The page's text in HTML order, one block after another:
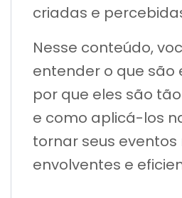
criadas e
Nesse conteúdo,
entender o que são
por que eles são
e como aplicá-los
tornar seus eventos
envolventes e